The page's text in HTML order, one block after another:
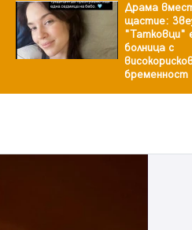
Драма
щастие:
"Татковци"
болница с
бременност